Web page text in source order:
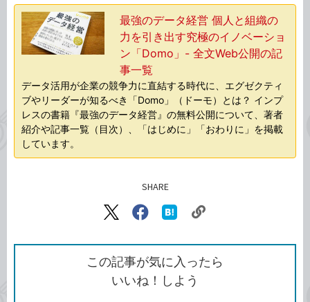
最強のデータ経営 個人と組織の
力を引き出す究極のイノベーショ
ン「Domo」- 全文Web公開の記
事一覧
データ活用が企業の競争力に直結する時代に、エグゼクティ
ブやリーダーが知るべき「Domo」（ドーモ）とは？ インプ
レスの書籍『最強のデータ経営』の無料公開について、著者
紹介や記事一覧（目次）、「はじめに」「おわりに」を掲載
しています。
SHARE
X（旧
で
シ
ェ
ア
Facebook
シ
ェ
ア
な
ッ
ク
ク
を
コ
この記事が気に入ったら
いいね！しよう